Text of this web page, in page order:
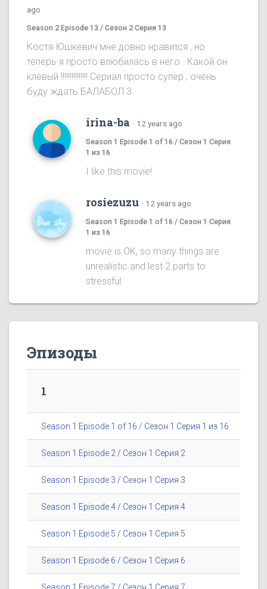
ago
Season 2 Episode 13 / Сезон 2 Серия 13
Костя Юшкевич мне довно нравится , но
теперь я просто влюбилась в него . Какой он
клёвый !!!!!!!!!!!!!!! Сериал просто супер , очень
буду ждать БАЛАБОЛ 3
irina-ba · 12 years ago
Season 1 Episode 1 of 16 / Сезон 1 Серия
1 из 16
I like this movie!
rosiezuzu · 12 years ago
Season 1 Episode 1 of 16 / Сезон 1 Серия
1 из 16
movie is OK, so many things are
unrealistic and lest 2 parts to
stressful.
Эпизоды
1
Season 1 Episode 1 of 16 / Сезон 1 Серия 1 из 16
Season 1 Episode 2 / Сезон 1 Серия 2
Season 1 Episode 3 / Сезон 1 Серия 3
Season 1 Episode 4 / Сезон 1 Серия 4
Season 1 Episode 5 / Сезон 1 Серия 5
Season 1 Episode 6 / Сезон 1 Серия 6